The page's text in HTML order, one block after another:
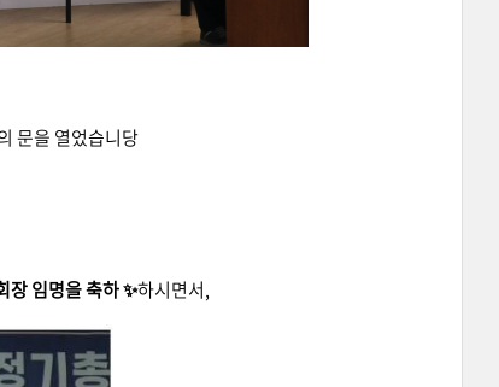
문을 열었습니당
장 임명을 축하 ✨하시면서,